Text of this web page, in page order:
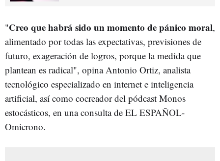
"Creo que habrá sido un momento de pánico moral,
alimentado por todas las expectativas, previsiones de
futuro, exageración de logros, porque la medida que
plantean es radical", opina Antonio Ortiz, analista
tecnológico especializado en internet e inteligencia
artificial, así como cocreador del pódcast Monos
estocásticos, en una consulta de EL ESPAÑOL-
Omicrono.